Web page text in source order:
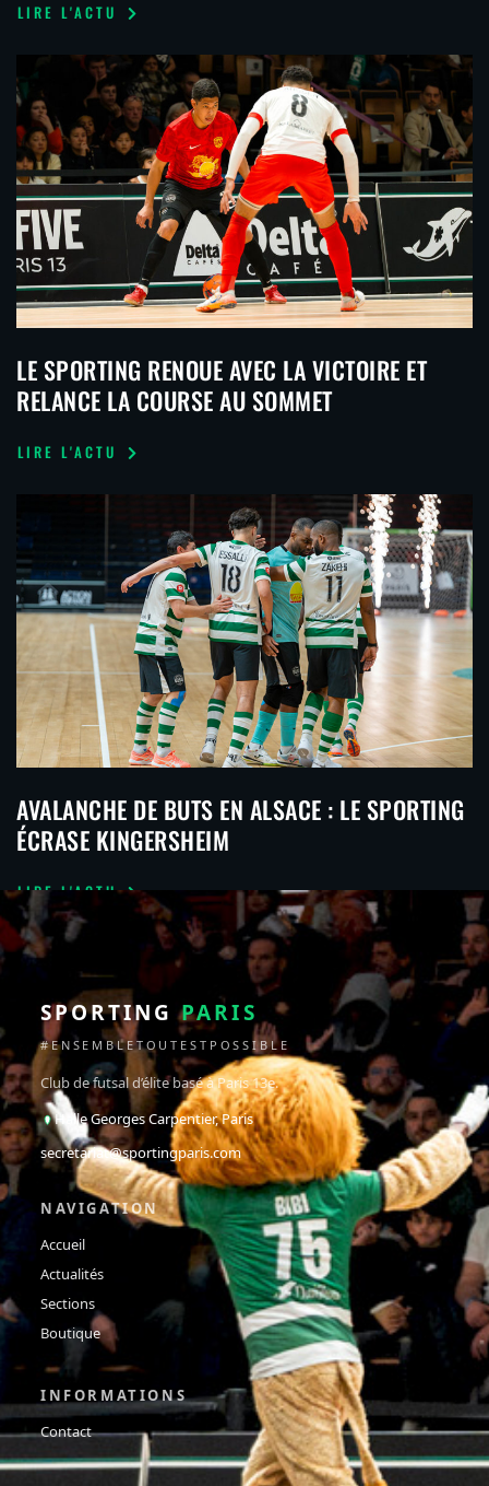
LIRE L'ACTU
LE SPORTING RENOUE AVEC LA VICTOIRE ET
RELANCE LA COURSE AU SOMMET
LIRE L'ACTU
AVALANCHE DE BUTS EN ALSACE : LE SPORTING
ÉCRASE KINGERSHEIM
LIRE L'ACTU
SPORTINGPARIS
#ENSEMBLETOUTESTPOSSIBLE
Club de futsal d’élite basé à Paris 13e.
Halle Georges Carpentier, Paris
secretariat@sportingparis.com
NAVIGATION
Accueil
Actualités
Sections
Boutique
INFORMATIONS
Contact